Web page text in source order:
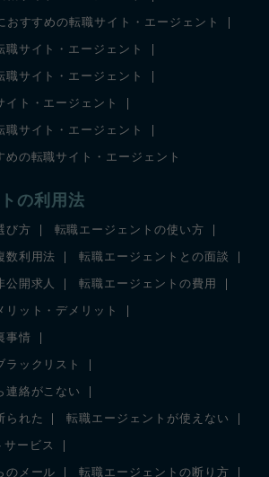
おすすめの転職サイト・エージェント
職サイト・エージェント
サイト・エージェント
イト・エージェント
サイト・エージェント
の転職サイト・エージェント
の利用法
び方 転職エージェントの使い方
数利用法 転職エージェントとの面談
公開求人 転職エージェントの費用
ット・デメリット
事情
ラックリスト
連絡がこない
られた 転職エージェントが使えない
サービス
のメール 転職エージェントの断り方